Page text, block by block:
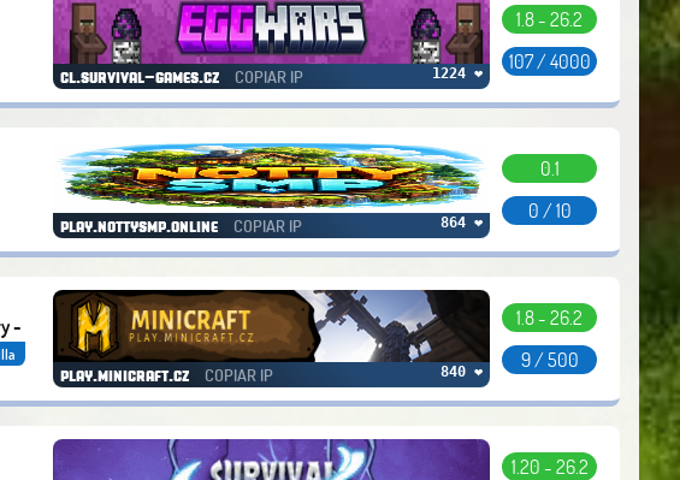
cl.survival-games.cz COPIAR IP 1224 ❤
1.8 - 26.2
107 / 4000
play.nottysmp.online COPIAR IP 864 ❤
0.1
0 / 10
-
play.minicraft.cz COPIAR IP 840 ❤
1.8 - 26.2
9 / 500
1.20 - 26.2